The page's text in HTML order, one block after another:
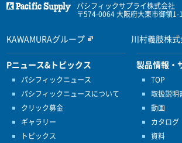
パシフィックサプライ株式会社
〒574-0064 大阪府大東市御領1-
KAWAMURAグループ 川村義肢株
Pニュース&トピックス
パシフィックニュース
パシフィックニュースについて
クリック募金
ギャラリー
トピックス
製品情報・
TOP
取扱説明
動画
カタログ
資料